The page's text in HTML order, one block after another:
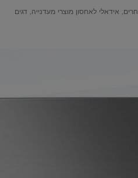
אידאלי לאחסון מוצרי מעדנייה, דגים